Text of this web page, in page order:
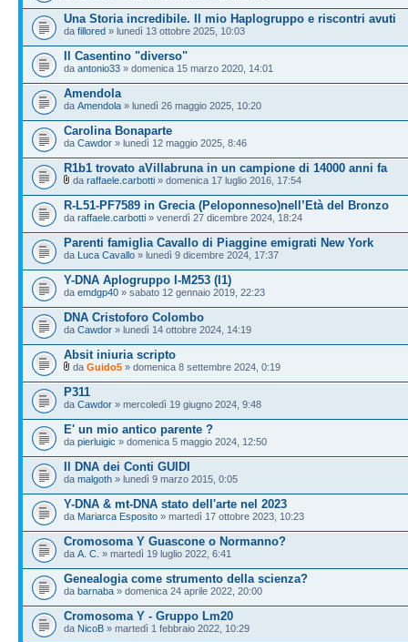
Una Storia incredibile. Il mio Haplogruppo e riscontri avuti
da fillored » lunedì 13 ottobre 2025, 10:03
Il Casentino "diverso"
da antonio33 » domenica 15 marzo 2020, 14:01
Amendola
da Amendola » lunedì 26 maggio 2025, 10:20
Carolina Bonaparte
da Cawdor » lunedì 12 maggio 2025, 8:46
R1b1 trovato aVillabruna in un campione di 14000 anni fa
da raffaele.carbotti » domenica 17 luglio 2016, 17:54
R-L51-PF7589 in Grecia (Peloponneso)nell’Età del Bronzo
da raffaele.carbotti » venerdì 27 dicembre 2024, 18:24
Parenti famiglia Cavallo di Piaggine emigrati New York
da Luca Cavallo » lunedì 9 dicembre 2024, 17:37
Y-DNA Aplogruppo I-M253 (I1)
da emdgp40 » sabato 12 gennaio 2019, 22:23
DNA Cristoforo Colombo
da Cawdor » lunedì 14 ottobre 2024, 14:19
Absit iniuria scripto
da Guido5 » domenica 8 settembre 2024, 0:19
P311
da Cawdor » mercoledì 19 giugno 2024, 9:48
E' un mio antico parente ?
da pierluigic » domenica 5 maggio 2024, 12:50
Il DNA dei Conti GUIDI
da malgoth » lunedì 9 marzo 2015, 0:05
Y-DNA & mt-DNA stato dell'arte nel 2023
da Mariarca Esposito » martedì 17 ottobre 2023, 10:23
Cromosoma Y Guascone o Normanno?
da A. C. » martedì 19 luglio 2022, 6:41
Genealogia come strumento della scienza?
da barnaba » domenica 24 aprile 2022, 20:00
Cromosoma Y - Gruppo Lm20
da NicoB » martedì 1 febbraio 2022, 10:29